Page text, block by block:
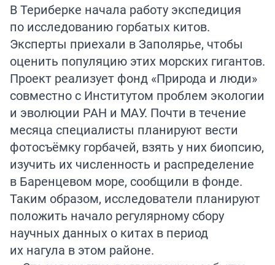
В Териберке начала работу экспедиция
по исследованию горбатых китов.
Эксперты приехали в Заполярье, чтобы
оценить популяцию этих морских гигантов.
Проект реализует фонд «Природа и люди»
совместно с Институтом проблем экологии
и эволюции РАН и МАУ. Почти в течение
месяца специалисты планируют вести
фотосъёмку горбачей, взять у них биопсию,
изучить их численность и распределение
в Баренцевом море, сообщили в фонде.
Таким образом, исследователи планируют
положить начало регулярному сбору
научных данных о китах в период
их нагула в этом районе.